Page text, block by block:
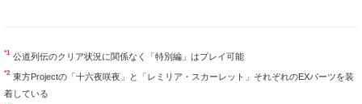
*1 公道列伝のクリア状況に関係なく「特別編」はプレイ可能
*2 東方Projectの「十六夜咲夜」と「レミリア・スカーレット」それぞれのEXパーツを装
着している